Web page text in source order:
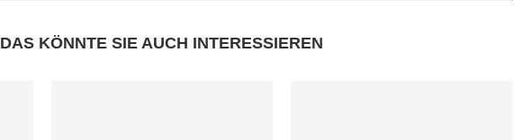
DAS KÖNNTE SIE AUCH INTERESSIEREN